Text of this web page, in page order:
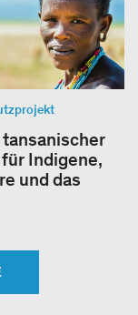
Indigene,
und das